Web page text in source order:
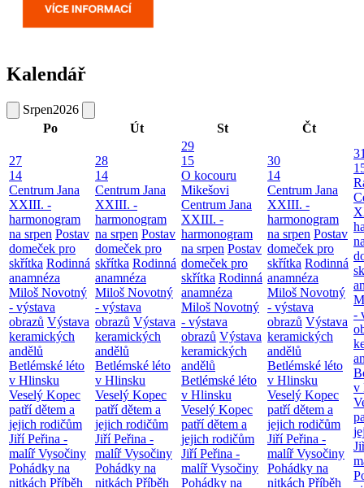
Kalendář
Srpen2026
Po
Út St Čt
27
14
Centrum Jana
XXIII. -
harmonogram
na srpen Postav
domeček pro
skřítka Rodinná
anamnéza
Miloš Novotný
- výstava
obrazů Výstava
keramických
andělů
Betlémské léto
v Hlinsku
Veselý Kopec
patří dětem a
jejich rodičům
Jiří Peřina -
malíř Vysočiny
Pohádky na
nitkách Příběh
28
14
Centrum Jana
XXIII. -
harmonogram
na srpen Postav
domeček pro
skřítka Rodinná
anamnéza
Miloš Novotný
- výstava
obrazů Výstava
keramických
andělů
Betlémské léto
v Hlinsku
Veselý Kopec
patří dětem a
jejich rodičům
Jiří Peřina -
malíř Vysočiny
Pohádky na
nitkách Příběh
29
15
O kocouru
Mikešovi
Centrum Jana
XXIII. -
harmonogram
na srpen Postav
domeček pro
skřítka Rodinná
anamnéza
Miloš Novotný
- výstava
obrazů Výstava
keramických
andělů
Betlémské léto
v Hlinsku
Veselý Kopec
patří dětem a
jejich rodičům
Jiří Peřina -
malíř Vysočiny
Pohádky na
30
14
Centrum Jana
XXIII. -
harmonogram
na srpen Postav
domeček pro
skřítka Rodinná
anamnéza
Miloš Novotný
- výstava
obrazů Výstava
keramických
andělů
Betlémské léto
v Hlinsku
Veselý Kopec
patří dětem a
jejich rodičům
Jiří Peřina -
malíř Vysočiny
Pohádky na
nitkách Příběh
-
v